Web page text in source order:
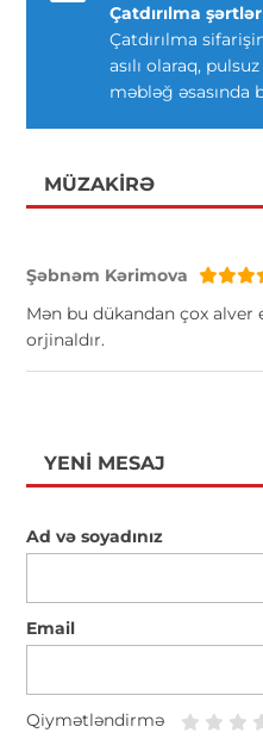
Çatdırılma
Çatdırılma
asılı olaraq,
məbləğ əsasında
MÜZAKIRƏ
Şəbnəm Kərimova
Mən bu dükandan çox
orjinaldır.
YENI MESAJ
Ad və soyadınız
Email
Qiymətləndirmə